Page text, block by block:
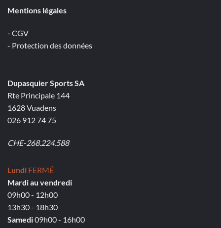
Mentions légales
- CGV
- Protection des données
Dupasquier Sports SA
Rte Principale 144
1628 Vuadens
026 912 74 75
CHE-268.224.588
Lundi FERMÉ
Mardi au vendredi
09h00 - 12h00
13h30 - 18h30
Samedi09h00 - 16h00